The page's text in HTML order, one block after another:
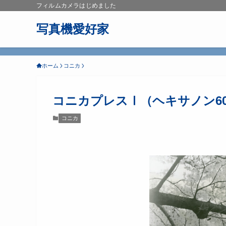
フィルムカメラはじめました
写真機愛好家
ホーム コニカ
コニカプレスⅠ（ヘキサノン
コニカ